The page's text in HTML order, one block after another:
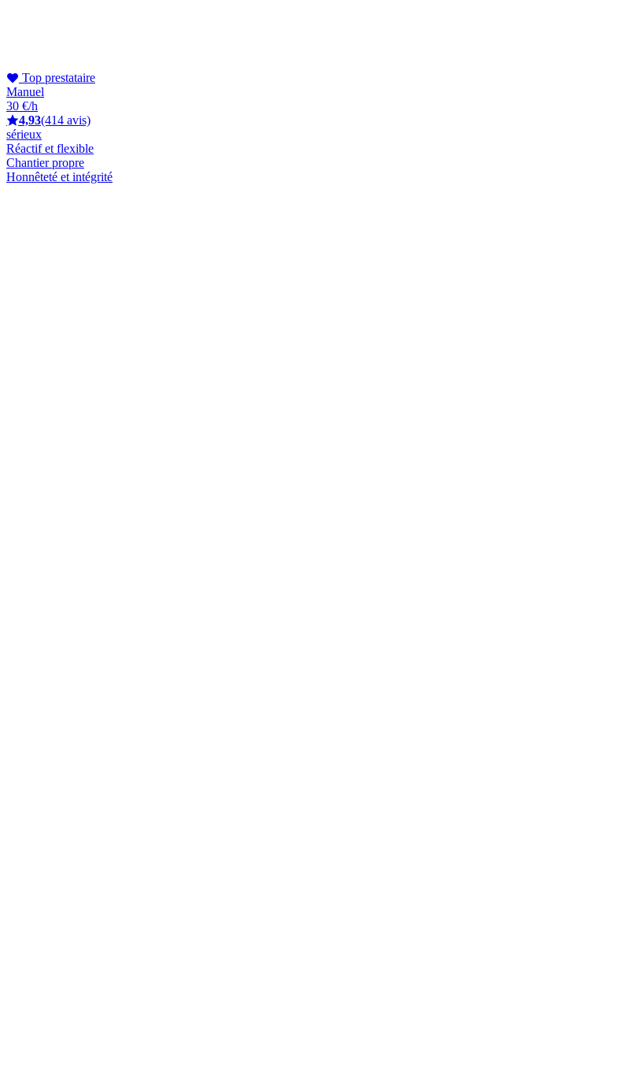
Top prestataire
Manuel
30 €/h
4,93(414 avis)
sérieux
Réactif et flexible
Chantier propre
Honnêteté et intégrité